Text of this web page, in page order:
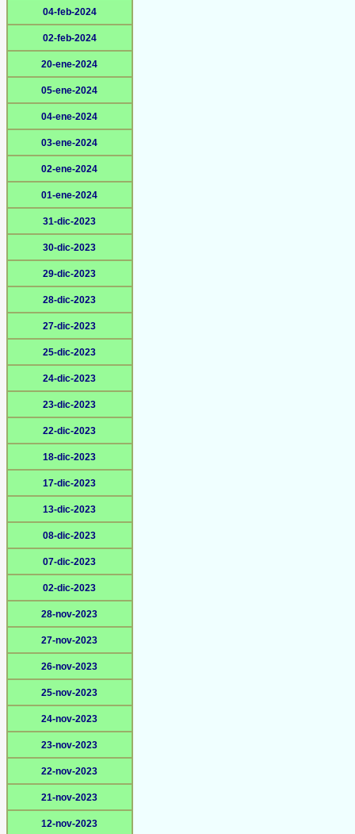
04-feb-2024
02-feb-2024
20-ene-2024
05-ene-2024
04-ene-2024
03-ene-2024
02-ene-2024
01-ene-2024
31-dic-2023
30-dic-2023
29-dic-2023
28-dic-2023
27-dic-2023
25-dic-2023
24-dic-2023
23-dic-2023
22-dic-2023
18-dic-2023
17-dic-2023
13-dic-2023
08-dic-2023
07-dic-2023
02-dic-2023
28-nov-2023
27-nov-2023
26-nov-2023
25-nov-2023
24-nov-2023
23-nov-2023
22-nov-2023
21-nov-2023
12-nov-2023